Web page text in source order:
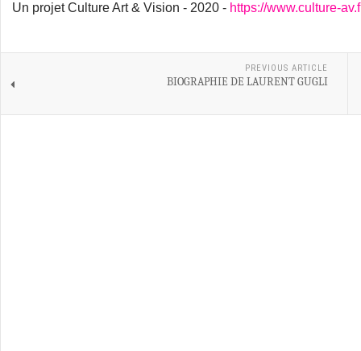
Un projet Culture Art & Vision - 2020 - https://www.culture-
PREVIOUS ARTICLE
BIOGRAPHIE DE LAURENT GUGLI